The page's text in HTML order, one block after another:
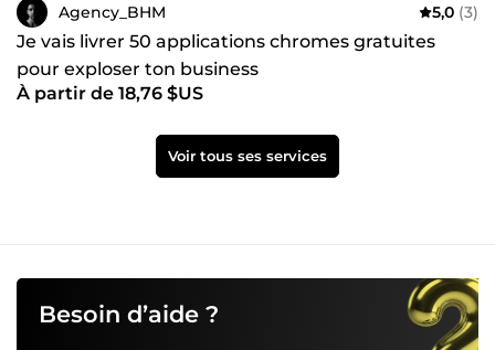
Agency_BHM 5,0 (3)
Je vais livrer 50 applications chromes gratuites
pour exploser ton business
À partir de 18,76 $US
Voir tous ses services
Besoin d’aide ?